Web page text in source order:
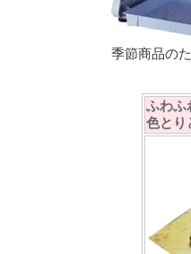
季節商品の
ふわふ
色とり